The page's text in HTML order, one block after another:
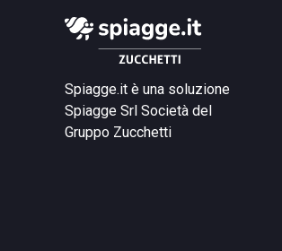
Spiagge.it è una soluzione
Spiagge Srl Società del
Gruppo Zucchetti